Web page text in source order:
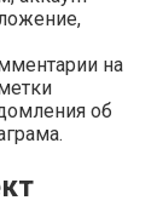
на
об